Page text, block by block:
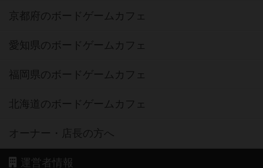
京都府のボードゲームカフェ
愛知県のボードゲームカフェ
福岡県のボードゲームカフェ
北海道のボードゲームカフェ
オーナー・店長の方へ
運営者情報